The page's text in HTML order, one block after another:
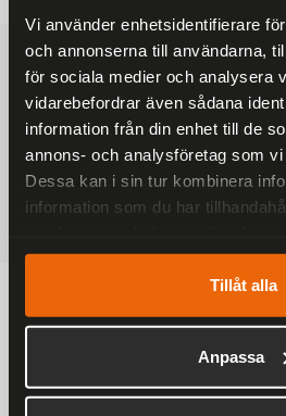
Vi använder enhetsidentifierare
och annonserna till användarna,
för sociala medier och analysera
vidarebefordrar även sådana
information från din enhet till de
annons- och analysföretag som vi
Dessa kan i sin tur kombinera
information som du har
Tillåt alla
Anpassa
FRAKTFRITT
På alla ordrar över
1-3 DAGAR LEVERANS
Inom Sverige med DHL
SÄKRA BETALNINGAR
Betalkort, Klarna eller